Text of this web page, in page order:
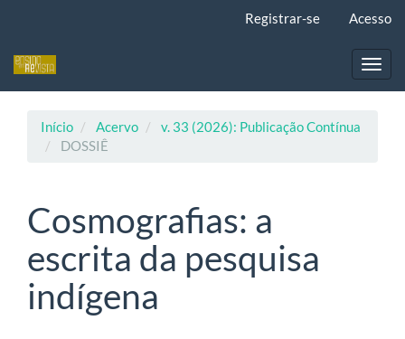
principal
Registrar-se Acesso
Início Acervo
v. 33 (2026): Publicação Contínua
DOSSIÊ
Cosmografias: a
escrita da pesquisa
indígena